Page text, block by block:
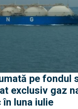
pe fondul
exclusiv gaz
luna iulie